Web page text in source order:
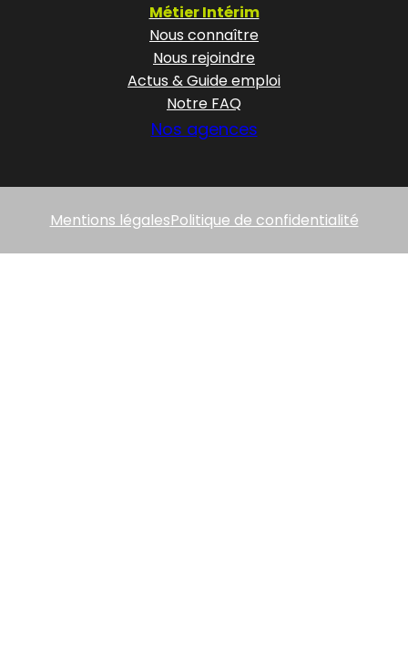
Métier Intérim
Nous connaître
Nous rejoindre
Actus & Guide emploi
Notre FAQ
Nos agences
Mentions légalesPolitique de confidentialité